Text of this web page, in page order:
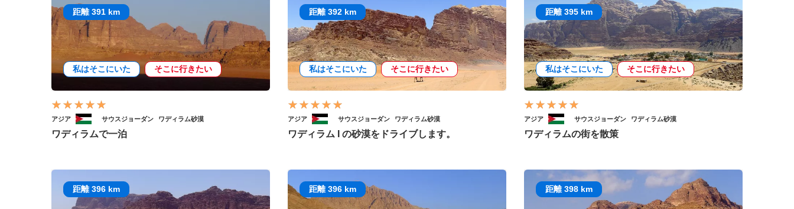
距離 391 km
私はそこにいた そこに行きたい
アジア サウスジョーダン ワディラム砂漠
ワディラムで一泊
距離 392 km
私はそこにいた そこに行きたい
アジア サウスジョーダン ワディラム砂漠
ワディラム I の砂漠をドライブします。
距離 395 km
私はそこにいた そこに行きたい
アジア サウスジョーダン ワディラム砂漠
ワディラムの街を散策
距離 396 km 距離 396 km 距離 398 km